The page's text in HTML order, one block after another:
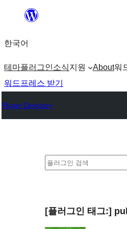
츠
로
가
한국어
테마플러그인소식지원 About워
워드프레스 받기
Plugin Directory
검
[플러그인 태그:]